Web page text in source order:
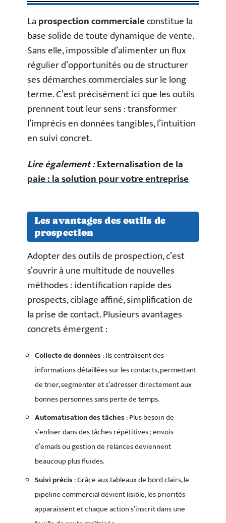
Laprospection commercialeconstitue la
base solide de toute dynamique de vente.
Sans elle, impossible d’alimenter un flux
régulier d’opportunités ou de structurer
ses démarches commerciales sur le long
terme. C’est précisément ici que les outils
prennent tout leur sens : transformer
l’imprécis en données tangibles, l’intuition
en suivi concret.
Lire également :Externalisation de la
paie : la solution pour votre entreprise
Les avantages des outils de
prospection
Adopter des outils de prospection, c’est
s’ouvrir à une multitude de nouvelles
méthodes : identification rapide des
prospects, ciblage affiné, simplification de
la prise de contact. Plusieurs avantages
concrets émergent :
Collecte de données: Ils centralisent des
informations détaillées sur les contacts, permettant
de trier, segmenter et s’adresser directement aux
bonnes personnes sans perte de temps.
Automatisation des tâches: Plus besoin de
s’enliser dans des tâches répétitives ; envois
d’emails ou gestion de relances deviennent
beaucoup plus fluides.
Suivi précis: Grâce aux tableaux de bord clairs, le
pipeline commercial devient lisible, les priorités
apparaissent et chaque action s’inscrit dans une